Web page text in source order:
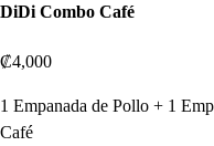
DiDi Combo Café
₡4,000
1 Empanada de Pollo + 1
Café